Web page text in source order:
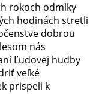
rokoch odmlky
hodinách stretli
dobrou
nás
Ľudovej hudby
veľké
prispeli k